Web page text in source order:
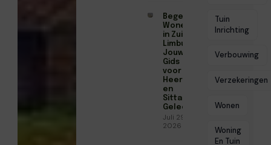
Begeleid
Wonen
in Zuid-
Limburg:
Jouw
Gids
voor
Heerlen
en
Sittard-
Geleen
Juli 29,
2026
Tuin
Inrichting
Verbouwing
Verzekeringen
Wonen
Woning
En Tuin